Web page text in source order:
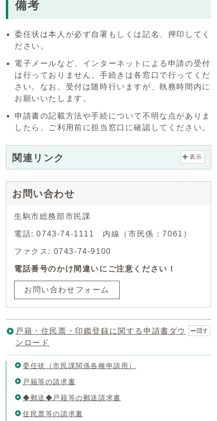
備考
委任状は本人が必ず自署もしくは記名、押印してく
ださい。
電子メールなど、インターネットによる申請の受付
は行っておりません。手続きは各窓口で行ってくだ
さい。なお、受付は随時行いますが、執務時間内に
お願いいたします。
申請書の記載方法や手続について不明な点がありま
したら、ご利用前に担当窓口に確認してください。
関連リンク 表示
お問い合わせ
生駒市総務部市民課
電話: 0743-74-1111 内線（市民係：7061）
ファクス: 0743-74-9100
電話番号のかけ間違いにご注意ください！
お問い合わせフォーム
戸籍・住民票・印鑑登録に関する申請書ダウ
ンロード
隠す
委任状（市民課関係各種申請用）
戸籍等の請求書
◆郵送◆戸籍等の郵送請求書
住民票等の請求書